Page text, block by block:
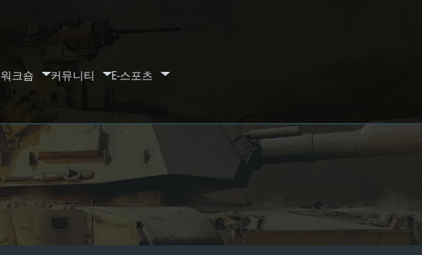
워크숍 커뮤니티 E-스포츠